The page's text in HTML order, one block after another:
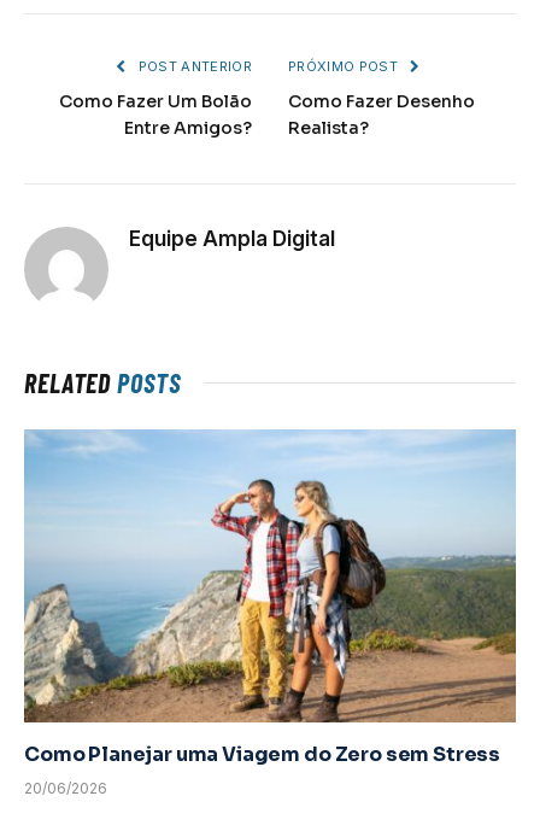
POST ANTERIOR
Como Fazer Um Bolão
Entre Amigos?
PRÓXIMO POST
Como Fazer Desenho
Realista?
Equipe Ampla Digital
RELATEDPOSTS
Como Planejar uma Viagem do Zero sem Stress
20/06/2026